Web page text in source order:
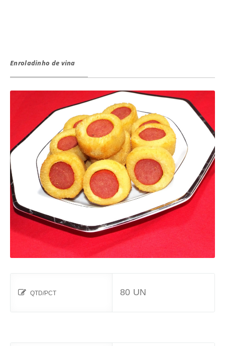
Enroladinho de vina
QTD/PCT 80 UN